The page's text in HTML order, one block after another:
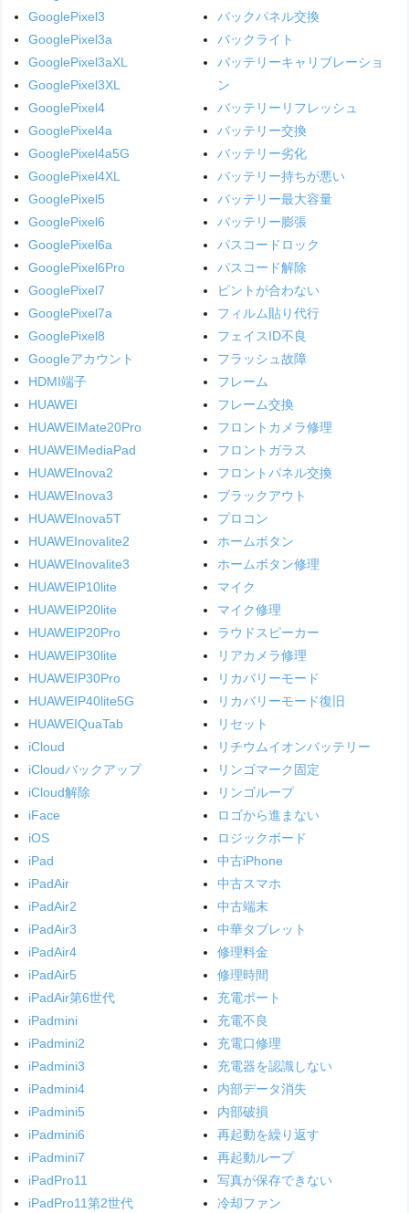
GooglePixel3
GooglePixel3a
GooglePixel3aXL
GooglePixel3XL
GooglePixel4
GooglePixel4a
GooglePixel4a5G
GooglePixel4XL
GooglePixel5
GooglePixel6
GooglePixel6a
GooglePixel6Pro
GooglePixel7
GooglePixel7a
GooglePixel8
Googleアカウント
HDMI端子
HUAWEI
HUAWEIMate20Pro
HUAWEIMediaPad
HUAWEInova2
HUAWEInova3
HUAWEInova5T
HUAWEInovalite2
HUAWEInovalite3
HUAWEIP10lite
HUAWEIP20lite
HUAWEIP20Pro
HUAWEIP30lite
HUAWEIP30Pro
HUAWEIP40lite5G
HUAWEIQuaTab
iCloud
iCloudバックアップ
iCloud解除
iFace
iOS
iPad
iPadAir
iPadAir2
iPadAir3
iPadAir4
iPadAir5
iPadAir第6世代
iPadmini
iPadmini2
iPadmini3
iPadmini4
iPadmini5
iPadmini6
iPadmini7
iPadPro11
iPadPro11第2世代
バックパネル交換
バックライト
バッテリーキャリブレーショ
ン
バッテリーリフレッシュ
バッテリー交換
バッテリー劣化
バッテリー持ちが悪い
バッテリー最大容量
バッテリー膨張
パスコードロック
パスコード解除
ピントが合わない
フィルム貼り代行
フェイスID不良
フラッシュ故障
フレーム
フレーム交換
フロントカメラ修理
フロントガラス
フロントパネル交換
ブラックアウト
プロコン
ホームボタン
ホームボタン修理
マイク
マイク修理
ラウドスピーカー
リアカメラ修理
リカバリーモード
リカバリーモード復旧
リセット
リチウムイオンバッテリー
リンゴマーク固定
リンゴループ
ロゴから進まない
ロジックボード
中古iPhone
中古スマホ
中古端末
中華タブレット
修理料金
修理時間
充電ポート
充電不良
充電口修理
充電器を認識しない
内部データ消失
内部破損
再起動を繰り返す
再起動ループ
写真が保存できない
冷却ファン